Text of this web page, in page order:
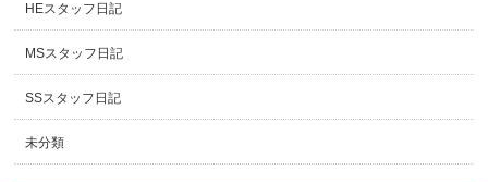
HEスタッフ日記
MSスタッフ日記
SSスタッフ日記
未分類